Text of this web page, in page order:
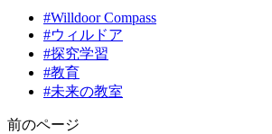
#Willdoor Compass
#ウィルドア
#探究学習
#教育
#未来の教室
前のページ